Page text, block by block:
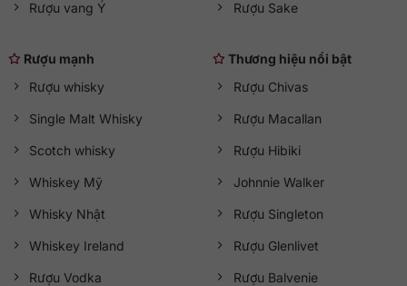
Rượu vang Ý Rượu Sake
Rượu mạnh
Rượu whisky
Single Malt Whisky
Scotch whisky
Whiskey Mỹ
Whisky Nhật
Whiskey Ireland
Rượu Vodka
Thương hiệu nổi bật
Rượu Chivas
Rượu Macallan
Rượu Hibiki
Johnnie Walker
Rượu Singleton
Rượu Glenlivet
Rượu Balvenie